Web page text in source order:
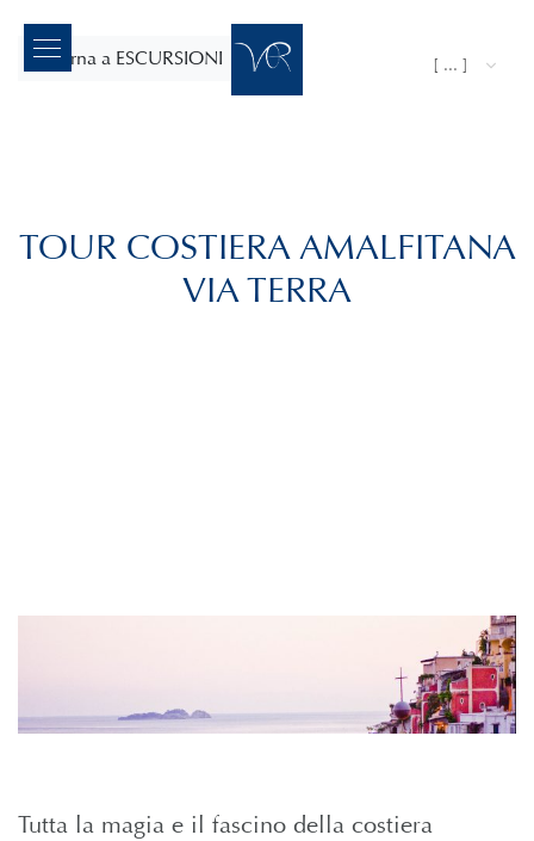
ritorna a ESCURSIONI [ ... ]
TOUR COSTIERA AMALFITANA
VIA TERRA
Tutta la magia e il fascino della costiera